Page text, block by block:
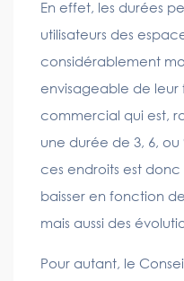
En effet, les durées
utilisateurs des
considérablement
envisageable de leur
commercial qui est,
une durée de 3, 6,
ces endroits est
baisser en fonction
mais aussi des
Pour autant, le